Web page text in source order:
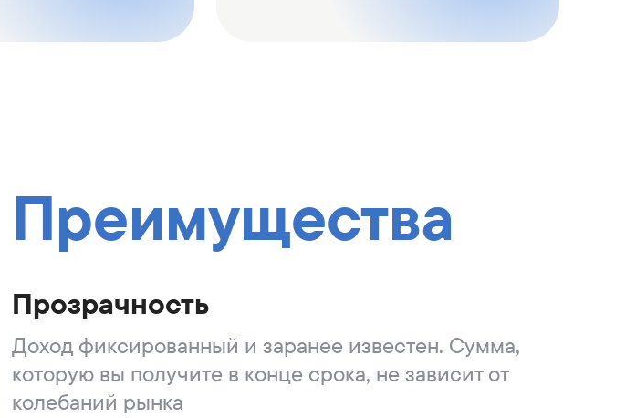
Преимущества
Прозрачность
Доход фиксированный и заранее известен. Сумма,
которую вы получите в конце срока, не зависит от
колебаний рынка